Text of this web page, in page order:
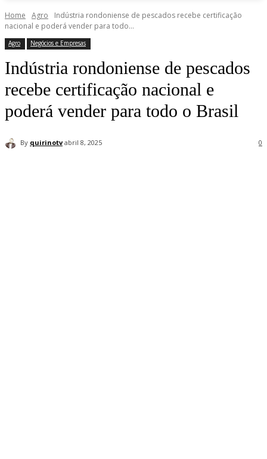
Home Agro
Indústria rondoniense de pescados recebe certificação
nacional e poderá vender para todo...
Agro Negócios e Empresas
Indústria rondoniense de pescados
recebe certificação nacional e
poderá vender para todo o Brasil
By quirinotv abril 8, 2025 0